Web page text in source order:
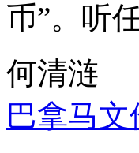
币”。听
何清涟
巴拿马